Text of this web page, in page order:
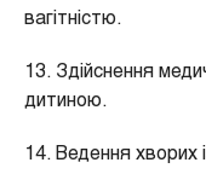
вагітністю.
13. Здійснення
дитиною.
14. Ведення хворих